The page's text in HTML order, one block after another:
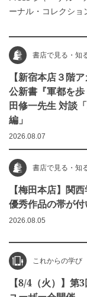
ーナル・コレクショ
書店で見る・知
【新宿本店３階
公新書『軍都を
田修一先生 対談
編」
2026.08.07
書店で見る・知
【梅田本店】関
優秀作品の帯が
2026.08.05
これからの学び
【8/4（火）】